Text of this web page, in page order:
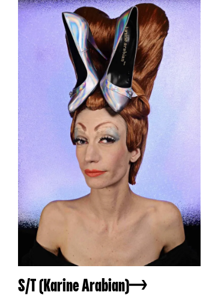
S/T (Karine Arabian)